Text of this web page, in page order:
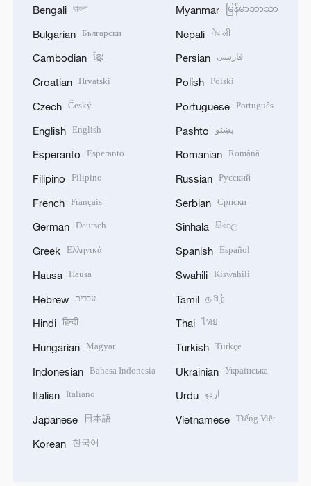
Bengali বাংলা
Bulgarian Български
Cambodian ខ្មែរ
Croatian Hrvatski
Czech Český
English English
Esperanto Esperanto
Filipino Filipino
French Français
German Deutsch
Greek Ελληνικά
Hausa Hausa
Hebrew עברית
Hindi हिन्दी
Hungarian Magyar
Indonesian Bahasa Indonesia
Italian Italiano
Japanese 日本語
Korean 한국어
Myanmar မြန်မာဘာသာ
Nepali नेपाली
Persian فارسی
Polish Polski
Portuguese Português
Pashto پښتو
Romanian Română
Russian Русский
Serbian Српски
Sinhala සිංහල
Spanish Español
Swahili Kiswahili
Tamil தமிழ்
Thai ไทย
Turkish Türkçe
Ukrainian Українська
Urdu اردو
Vietnamese Tiếng Việt